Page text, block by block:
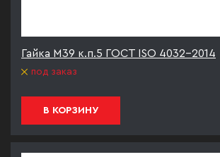
Гайка М39 к.п.5 ГОСТ ISO 4032-2014
под заказ
В КОРЗИНУ